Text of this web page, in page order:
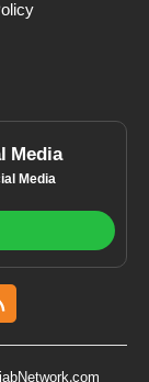
Media
Media